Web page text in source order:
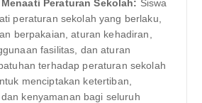
Peraturan Sekolah: Siswa
peraturan sekolah yang berlaku,
berpakaian, aturan kehadiran,
fasilitas, dan aturan
terhadap peraturan sekolah
menciptakan ketertiban,
kenyamanan bagi seluruh